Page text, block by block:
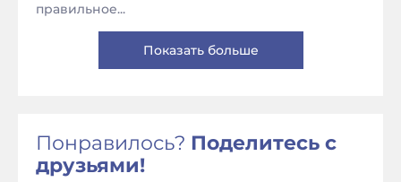
правильное...
Показать больше
Понравилось? Поделитесь с
друзьями!